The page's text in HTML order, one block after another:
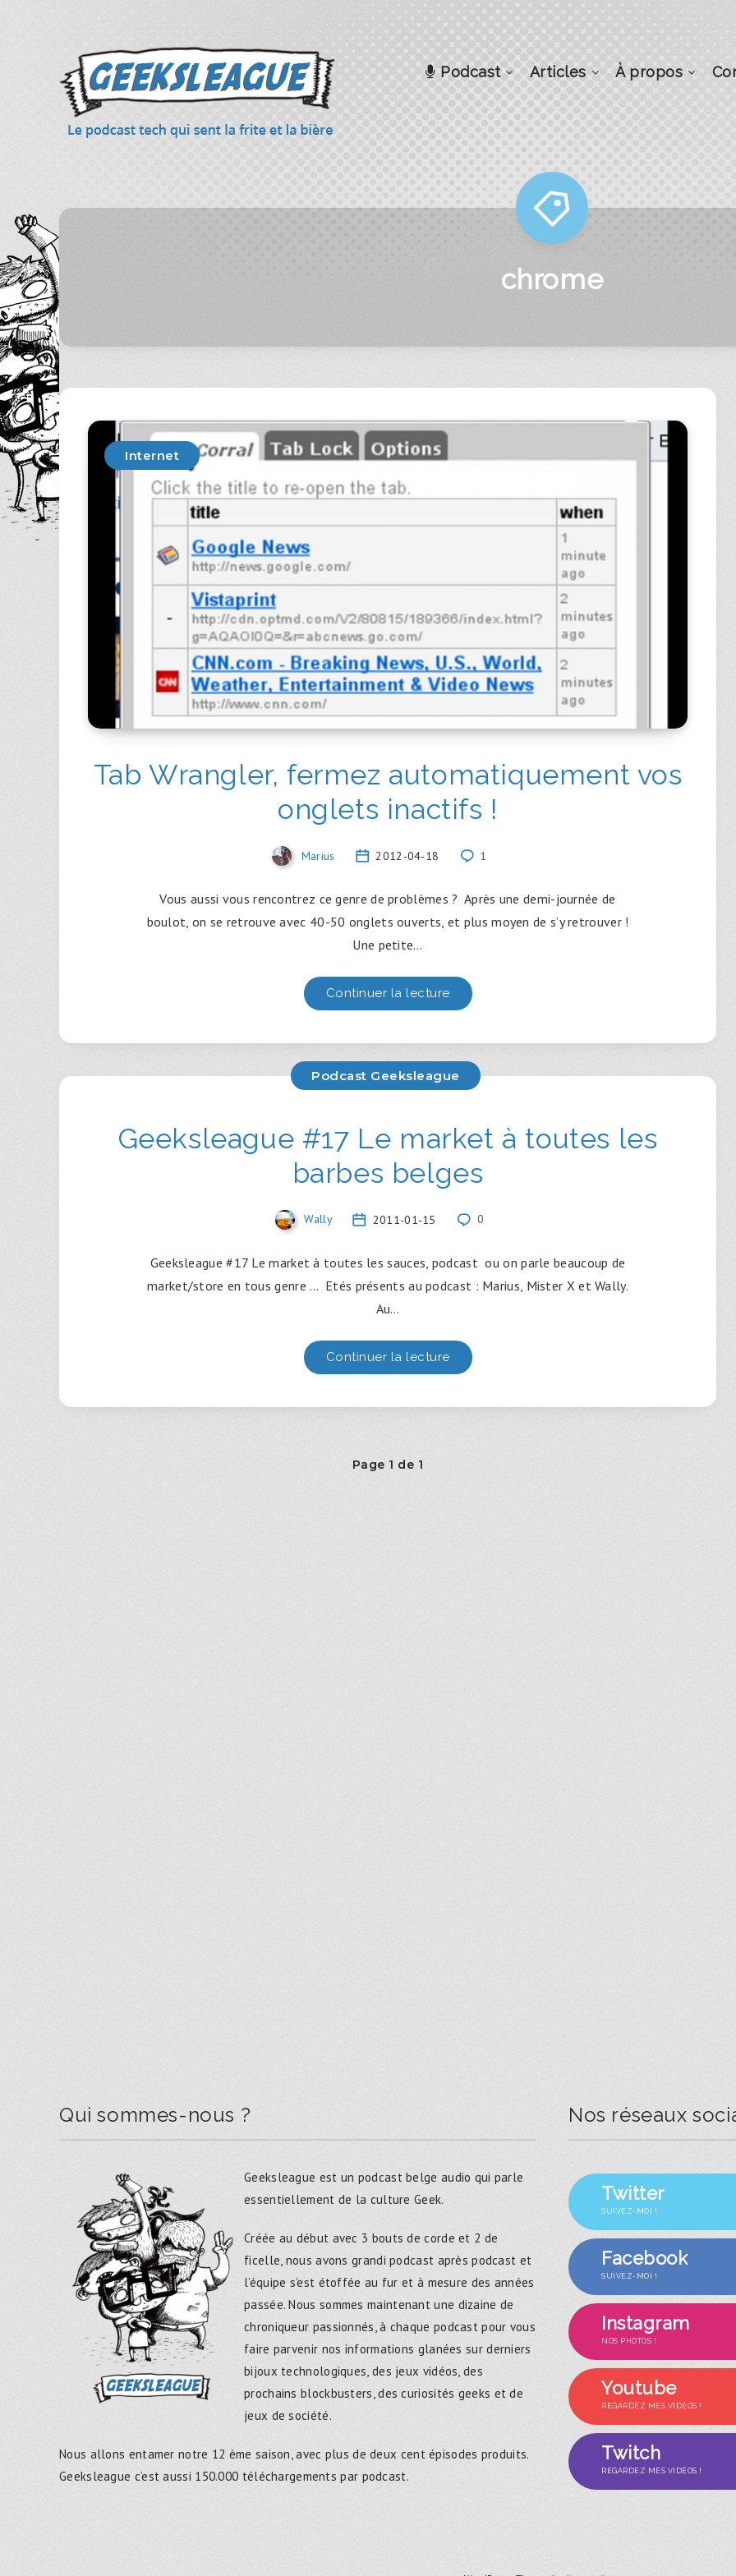
Podcast Articles À propos
chrome
Internet
Tab Wrangler, fermez automatiquement vos
onglets inactifs !
Marius 2012-04-18 1
Vous aussi vous rencontrez ce genre de problèmes ? Après une demi-journée de
boulot, on se retrouve avec 40-50 onglets ouverts, et plus moyen de s’y retrouver !
Une petite…
Continuer la lecture
Podcast Geeksleague
Geeksleague #17 Le market à toutes les
barbes belges
Wally 2011-01-15 0
Geeksleague #17 Le market à toutes les sauces, podcast ou on parle beaucoup de
market/store en tous genre … Etés présents au podcast : Marius, Mister X et Wally.
Au…
Continuer la lecture
Page 1 de 1
Qui sommes-nous ?
Geeksleague est un podcast belge audio qui parle
essentiellement de la culture Geek.
Créée au début avec 3 bouts de corde et 2 de
ficelle, nous avons grandi podcast après podcast et
l’équipe s’est étoffée au fur et à mesure des années
passée. Nous sommes maintenant une dizaine de
chroniqueur passionnés, à chaque podcast pour vous
faire parvenir nos informations glanées sur derniers
bijoux technologiques, des jeux vidéos, des
prochains blockbusters, des curiosités geeks et de
jeux de société.
Nous allons entamer notre 12 ème saison, avec plus de deux cent épisodes produits.
Geeksleague c’est aussi 150.000 téléchargements par podcast.
Nos réseaux
Twitter
SUIVEZ-MOI !
Facebook
SUIVEZ-MOI !
Instagram
NOS PHOTOS !
Youtube
REGARDEZ MES VIDÉOS !
Twitch
REGARDEZ MES VIDÉOS !